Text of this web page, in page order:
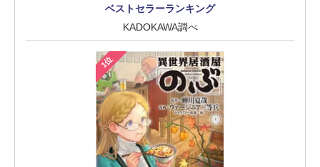
ベストセラーランキング
KADOKAWA調べ
1位